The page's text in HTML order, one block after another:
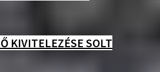
KIVITELEZÉSE SOLT